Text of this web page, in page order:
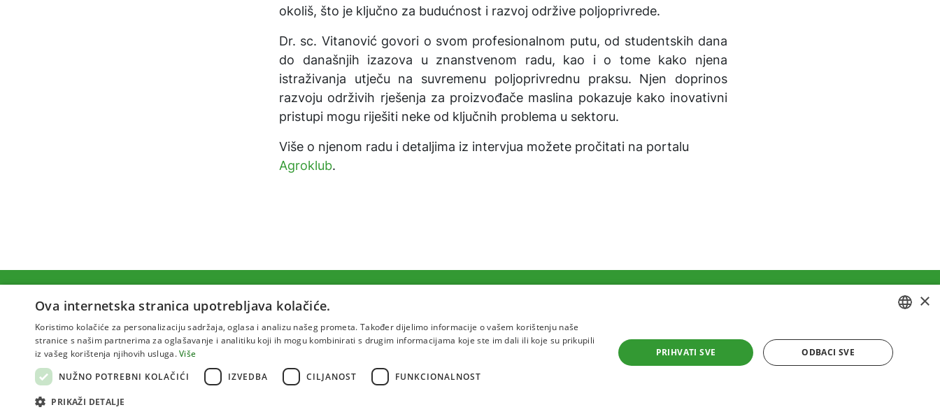
okoliš, što je ključno za budućnost i razvoj održive poljoprivrede.
Dr. sc. Vitanović govori o svom profesionalnom putu, od studentskih dana
do današnjih izazova u znanstvenom radu, kao i o tome kako njena
istraživanja utječu na suvremenu poljoprivrednu praksu. Njen doprinos
razvoju održivih rješenja za proizvođače maslina pokazuje kako inovativni
pristupi mogu riješiti neke od ključnih problema u sektoru.
Više o njenom radu i detaljima iz intervjua možete pročitati na portalu
Agroklub.
Uvjeti korištenja Politika privatnosti
Sva prava pridržana 2026 Institut za jadranske kulture i melioraciju krša
CROATIAN
ENGLISH
×
Ova internetska stranica upotrebljava kolačiće.
Koristimo kolačiće za personalizaciju sadržaja, oglasa i analizu našeg prometa. Također dijelimo informacije o vašem korištenju naše
stranice s našim partnerima za oglašavanje i analitiku koji ih mogu kombinirati s drugim informacijama koje ste im dali ili koje su prikupili
iz vašeg korištenja njihovih usluga.Više
NUŽNO POTREBNI KOLAČIĆI
IZVEDBA CILJANOST FUNKCIONALNOST
PRIKAŽI DETALJE
PRIHVATI SVE ODBACI SVE